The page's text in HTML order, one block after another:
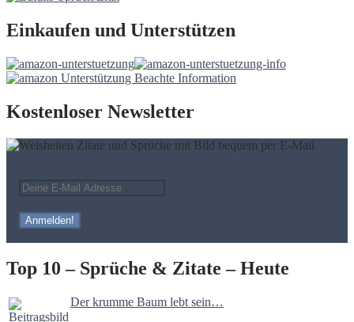
Einkaufen und Unterstützen
Kostenloser Newsletter
Top 10 – Sprüche & Zitate – Heute
Der krumme Baum lebt sein…